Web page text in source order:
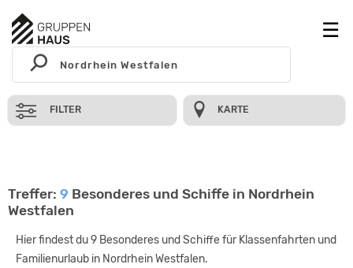
FILTER KARTE
Treffer: 9 Besonderes und Schiffe in Nordrhein
Westfalen
Hier findest du 9 Besonderes und Schiffe für Klassenfahrten und
Familienurlaub in Nordrhein Westfalen.